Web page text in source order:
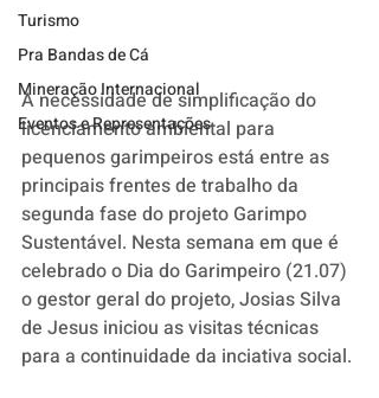
Turismo
Pra Bandas de Cá
Mineração Internacional
Eventos e Representações
A necessidade de simplificação do
licenciamento ambiental para
pequenos garimpeiros está entre as
principais frentes de trabalho da
segunda fase do projeto Garimpo
Sustentável. Nesta semana em que é
celebrado o Dia do Garimpeiro (21.07)
o gestor geral do projeto, Josias Silva
de Jesus iniciou as visitas técnicas
para a continuidade da inciativa social.